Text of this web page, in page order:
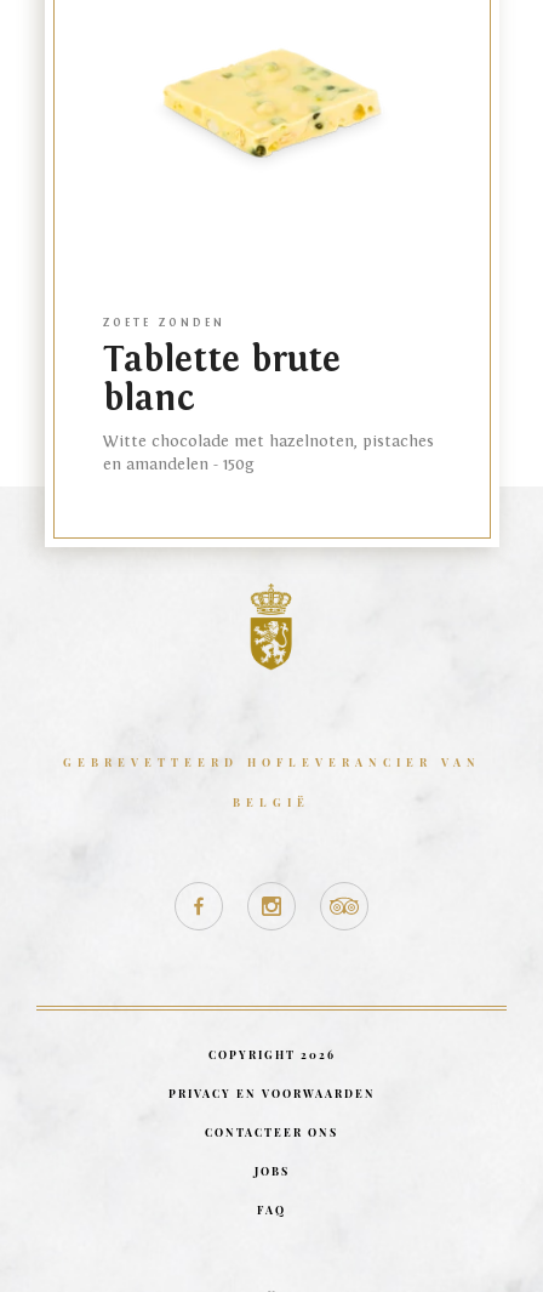
ZOETE ZONDEN
Tablette brute
blanc
Witte chocolade met hazelnoten, pistaches
en amandelen - 150g
GEBREVETTEERD HOFLEVERANCIER VAN
BELGIË
COPYRIGHT 2026
PRIVACY EN VOORWAARDEN
CONTACTEER ONS
JOBS
FAQ